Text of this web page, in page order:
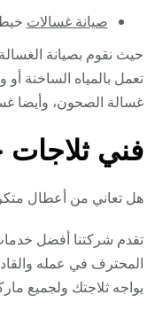
صيانة غسالات
حيث نقوم بصيانة
تعمل بالمياه الساخنة
غسالة الصحون، وأيضا
فني
هل تعاني من أعطال
تقدم شركتنا أفضل
المحترف في عمله
يواجه ثلاجتك ولجميع